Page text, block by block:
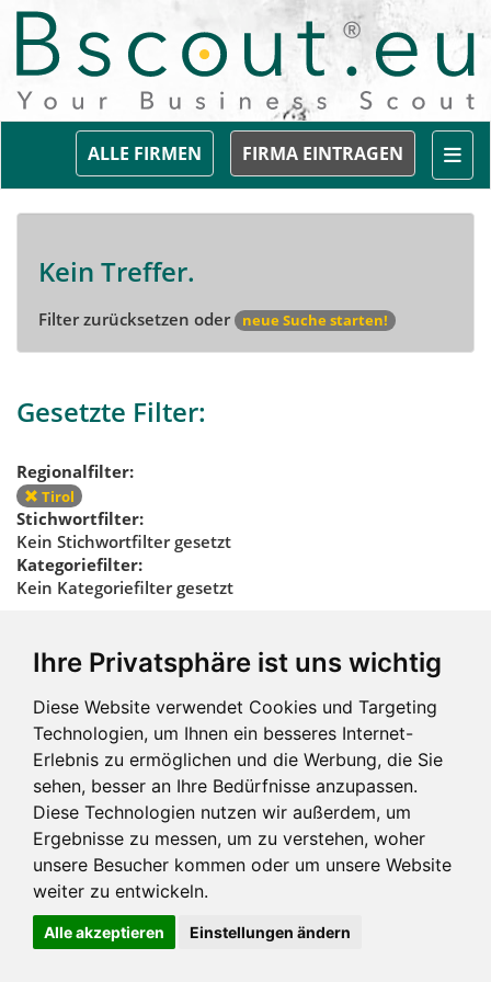
Ihre Privatsphäre ist uns wichtig
Diese Website verwendet Cookies und Targeting
Technologien, um Ihnen ein besseres Internet-
Erlebnis zu ermöglichen und die Werbung, die Sie
sehen, besser an Ihre Bedürfnisse anzupassen.
Diese Technologien nutzen wir außerdem, um
Ergebnisse zu messen, um zu verstehen, woher
unsere Besucher kommen oder um unsere Website
weiter zu entwickeln.
Alle akzeptieren Einstellungen ändern
FIRMA EINTRAGEN
ALLE FIRMEN
Kein Treffer.
Filter zurücksetzen oder neue Suche starten!
Gesetzte Filter:
Regionalfilter:
Tirol
Stichwortfilter:
Kein Stichwortfilter gesetzt
Kategoriefilter:
Kein Kategoriefilter gesetzt
Regionalfilter
zurücksetzen
Impressum und mehr